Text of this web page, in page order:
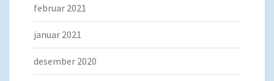
februar 2021
januar 2021
desember 2020